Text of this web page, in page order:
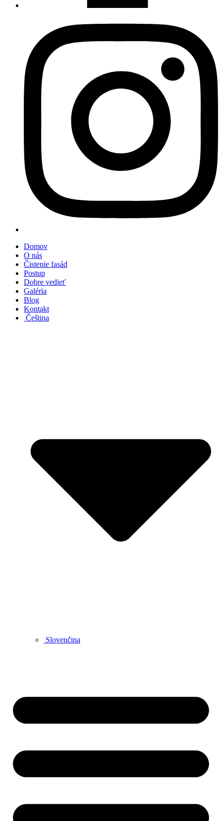
Domov
O nás
Čistenie fasád
Postup
Dobre vedieť
Galéria
Blog
Kontakt
Čeština
Slovenčina